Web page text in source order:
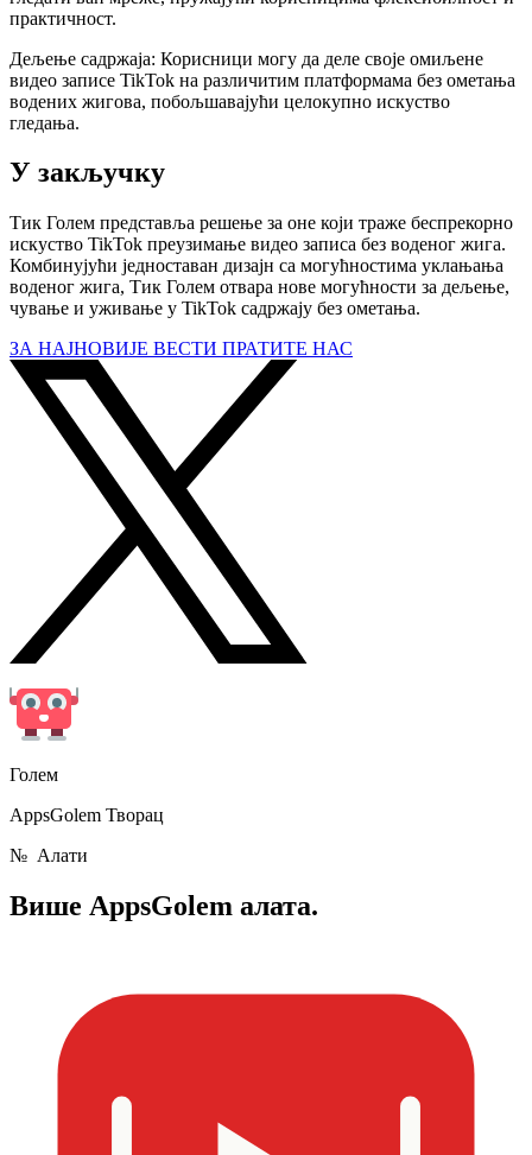
практичност.
Дељење садржаја: Корисници могу да деле своје омиљене
видео записе TikTok на различитим платформама без ометања
водених жигова, побољшавајући целокупно искуство
гледања.
У закључку
Тик Голем представља решење за оне који траже беспрекорно
искуство TikTok преузимање видео записа без воденог жига.
Комбинујући једноставан дизајн са могућностима уклањања
воденог жига, Тик Голем отвара нове могућности за дељење,
чување и уживање у TikTok садржају без ометања.
ЗА НАЈНОВИЈЕ ВЕСТИ ПРАТИТЕ НАС
Голем
AppsGolem Творац
№ Алати
Више AppsGolem алата.